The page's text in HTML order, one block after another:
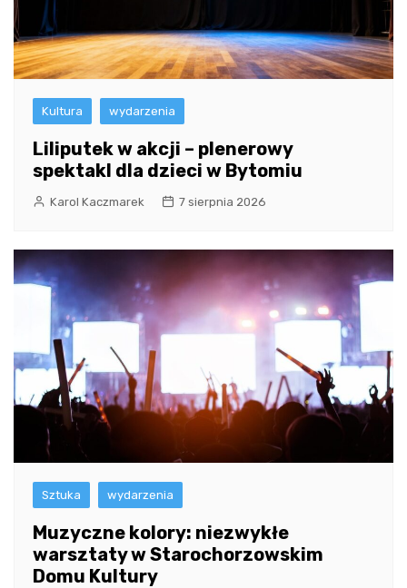
Kultura wydarzenia
Liliputek w akcji – plenerowy
spektakl dla dzieci w Bytomiu
Karol Kaczmarek 7 sierpnia 2026
Sztuka wydarzenia
Muzyczne kolory: niezwykłe
warsztaty w Starochorzowskim
Domu Kultury